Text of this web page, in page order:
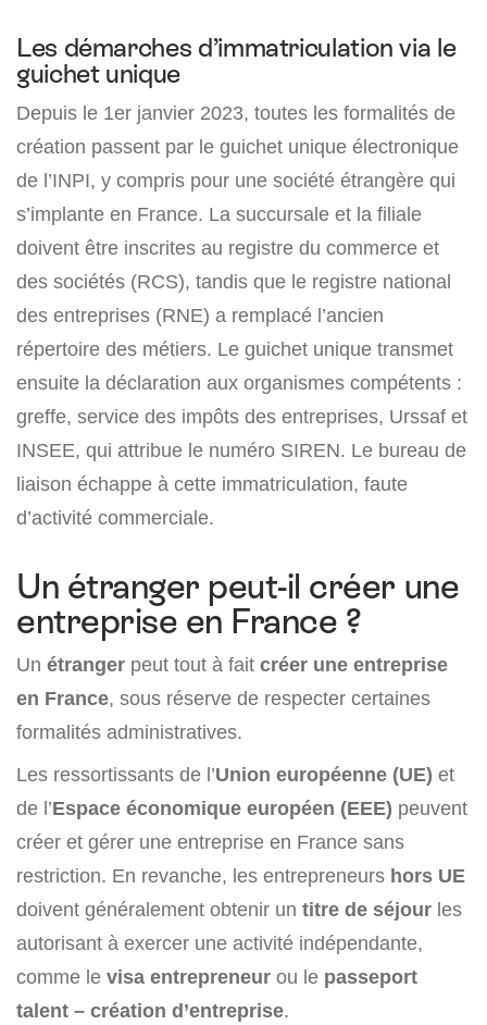
Les démarches d’immatriculation via le
guichet unique
Depuis le 1er janvier 2023, toutes les formalités de
création passent par le guichet unique électronique
de l’INPI, y compris pour une société étrangère qui
s’implante en France. La succursale et la filiale
doivent être inscrites au registre du commerce et
des sociétés (RCS), tandis que le registre national
des entreprises (RNE) a remplacé l’ancien
répertoire des métiers. Le guichet unique transmet
ensuite la déclaration aux organismes compétents :
greffe, service des impôts des entreprises, Urssaf et
INSEE, qui attribue le numéro SIREN. Le bureau de
liaison échappe à cette immatriculation, faute
d’activité commerciale.
Un étranger peut-il créer une
entreprise en France ?
Un étranger peut tout à fait créer une entreprise
en France, sous réserve de respecter certaines
formalités administratives.
Les ressortissants de l’Union européenne (UE) et
de l’Espace économique européen (EEE) peuvent
créer et gérer une entreprise en France sans
restriction. En revanche, les entrepreneurs hors UE
doivent généralement obtenir un titre de séjour les
autorisant à exercer une activité indépendante,
comme le visa entrepreneur ou le passeport
talent – création d’entreprise.